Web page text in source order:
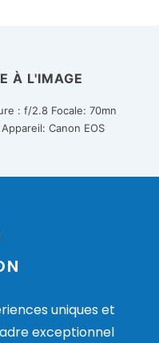
À L'IMAGE
: f/2.8 Focale: 70mn
Appareil: Canon EOS
uniques et
exceptionnel